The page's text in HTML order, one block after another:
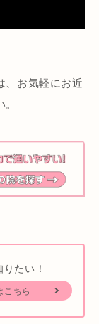
、お気軽にお近
たい！
こちら